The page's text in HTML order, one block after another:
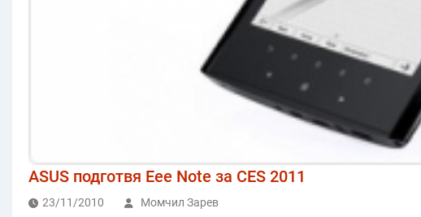
ASUS подготвя Eee Note за CES 2011
23/11/2010 Момчил Зарев